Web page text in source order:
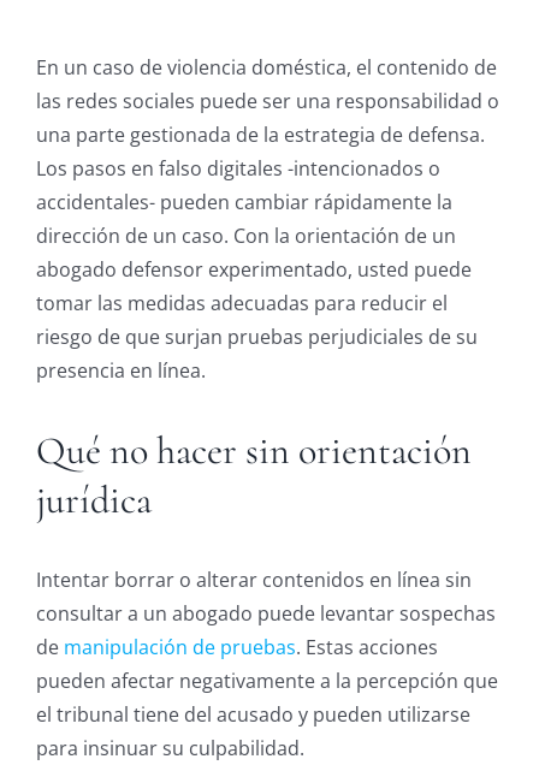
En un caso de violencia doméstica, el contenido de
las redes sociales puede ser una responsabilidad o
una parte gestionada de la estrategia de defensa.
Los pasos en falso digitales -intencionados o
accidentales- pueden cambiar rápidamente la
dirección de un caso. Con la orientación de un
abogado defensor experimentado, usted puede
tomar las medidas adecuadas para reducir el
riesgo de que surjan pruebas perjudiciales de su
presencia en línea.
Qué no hacer sin orientación
jurídica
Intentar borrar o alterar contenidos en línea sin
consultar a un abogado puede levantar sospechas
de manipulación de pruebas. Estas acciones
pueden afectar negativamente a la percepción que
el tribunal tiene del acusado y pueden utilizarse
para insinuar su culpabilidad.